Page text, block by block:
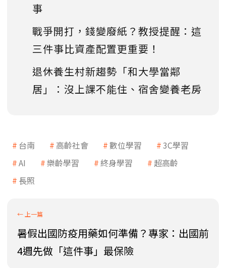
事
戰爭開打，錢變廢紙？教授提醒：這
三件事比資產配置更重要！
退休養生村新趨勢「和大學當鄰
居」：沒上課不能住、宿舍變養老房
台南 高齡社會 數位學習
3C學習
AI
樂齡學習 終身學習
超高齡
長照
暑假出國防疫用藥如何準備？專家：出國前
4週先做「這件事」最保險